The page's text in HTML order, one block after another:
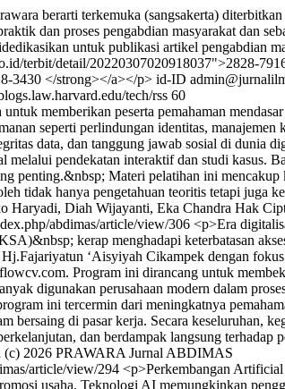
berarti terkemuka (sangsakerta)
dan proses pengabdian masyarakat dan
untuk publikasi artikel pengabdian
terbit/detail/20220307020918037">2828-
3430 </strong></a></p> id-ID
tech/rss 60
memberikan peserta pemahaman
seperti perlindungan identitas, manajemen
data, dan tanggung jawab sosial di dunia
melalui pendekatan interaktif dan studi kasus.
penting.&nbsp; Materi pelatihan ini mencakup
tidak hanya pengetahuan teoritis tetapi juga
Haryadi, Diah Wijayanti, Eka Chandra Hak
abdimas/article/view/306 <p>Era
kerap menghadapi keterbatasan
‘Aisyiyah Cikampek dengan
Program ini dirancang untuk
digunakan perusahaan modern dalam
ini tercermin dari meningkatnya
di pasar kerja. Secara keseluruhan,
dan berdampak langsung terhadap
(c) 2026 PRAWARA Jurnal ABDIMAS
article/view/294 <p>Perkembangan
usaha. Teknologi AI memungkinkan